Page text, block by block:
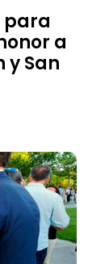
para
a
y San